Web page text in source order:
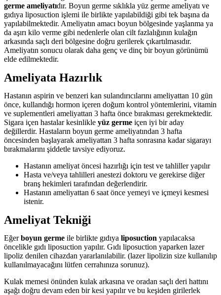
germe ameliyatıdır. Boyun germe sıklıkla yüz germe ameliyatı ve
gıdıya liposuction işlemi ile birlikte yapılabildiği gibi tek başına da
yapılabilmektedir. Ameliyatın amacı boyun bölgesinde yaşlanma ya
da aşırı kilo verme gibi nedenlerle olan cilt fazlalığının kulağın
arkasında saçlı deri bölgesine doğru gerilerek çıkartılmasıdır.
Ameliyatın sonucu olarak daha genç ve dinç bir boyun görünümü
elde edilmektedir.
Ameliyata Hazırlık
Hastanın aspirin ve benzeri kan sulandırıcılarını ameliyattan 10 gün
önce, kullandığı hormon içeren doğum kontrol yöntemlerini, vitamin
ve suplementleri ameliyattan 3 hafta önce bırakması gerekmektedir.
Sigara içen hastalar kesinlikle yüz germe içen iyi bir aday
değillerdir. Hastaların boyun germe ameliyatından 3 hafta
öncesinden başlayarak ameliyattan 3 hafta sonrasına kadar sigarayı
bırakmalarını şiddetle tavsiye ediyoruz.
Hastanın ameliyat öncesi hazırlığı için test ve tahliller yapılır
Hasta ve/veya tahlilleri anestezi doktoru ve gerekirse diğer
branş hekimleri tarafından değerlendirir.
Hastanın ameliyattan 6 saat önce yemeyi ve içmeyi kesmesi
istenir.
Ameliyat Tekniği
Eğerboyun germe ile birlikte gıdıya liposuction yapılacaksa
öncelikle gıdı liposuction yapılır. Gıdı liposuction yaparken lazer
lipoliz denilen cihazdan yararlanılabilir. (lazer lipolizin size kullanılıp
kullanılmayacağını lütfen cerrahınıza sorunuz).
Kulak memesi önünden kulak arkasına ve oradan saçlı deri hattını
aşağı doğru devam eden bir kesi yapılır ve bu keşiden girilerlek